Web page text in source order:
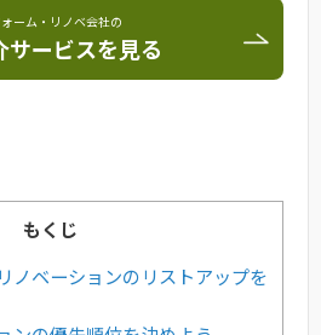
ォーム・リノベ会社の
サービスを見る
もくじ
ノベーションのリストアップを